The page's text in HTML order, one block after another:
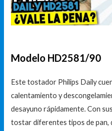
Modelo HD2581/90
Este tostador Philips Daily
calentamiento y
desayuno rápidamente. Con
tostar diferentes tipos de pan,